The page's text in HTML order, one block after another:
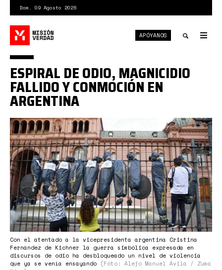
contenido
principal
Dom. 09 Agosto 2026
search
APÓYANOS
odio
cfk.jpg
Con el atentado a la vicepresidenta argentina Cristina
Fernández de Kichner la guerra simbólica expresada en
discursos de odio ha desbloqueado un nivel de violencia
que ya se venía ensayando (Foto: Alejo Manuel Ávila / Zuma
ESPIRAL DE ODIO, MAGNICIDIO
FALLIDO Y CONMOCIÓN EN
ARGENTINA